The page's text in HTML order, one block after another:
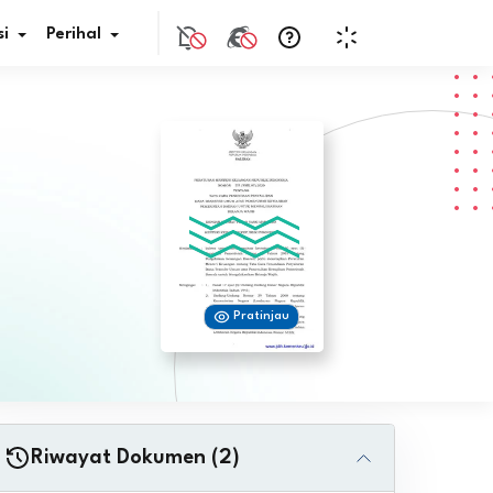
JDIH
Perihal
Pratinjau
Riwayat Dokumen (2)